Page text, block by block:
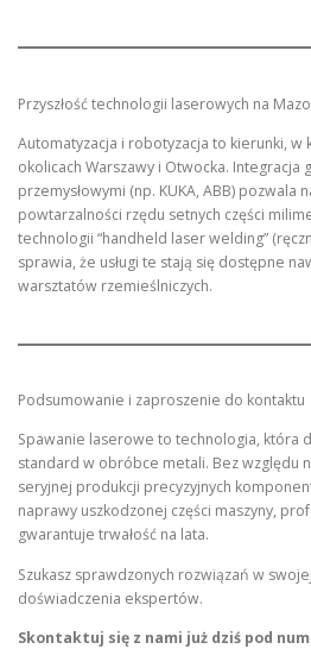
Przyszłość technologii laserowych na
Automatyzacja i robotyzacja to kierunki, w
okolicach Warszawy i Otwocka. Integracja
przemysłowymi (np. KUKA, ABB) pozwala
powtarzalności rzędu setnych części
technologii “handheld laser welding”
sprawia, że usługi te stają się dostępne
warsztatów rzemieślniczych.
Podsumowanie i zaproszenie do kontaktu
Spawanie laserowe to technologia, która
standard w obróbce metali. Bez względu
seryjnej produkcji precyzyjnych
naprawy uszkodzonej części maszyny,
gwarantuje trwałość na lata.
Szukasz sprawdzonych rozwiązań w
doświadczenia ekspertów.
Skontaktuj się z nami już dziś pod